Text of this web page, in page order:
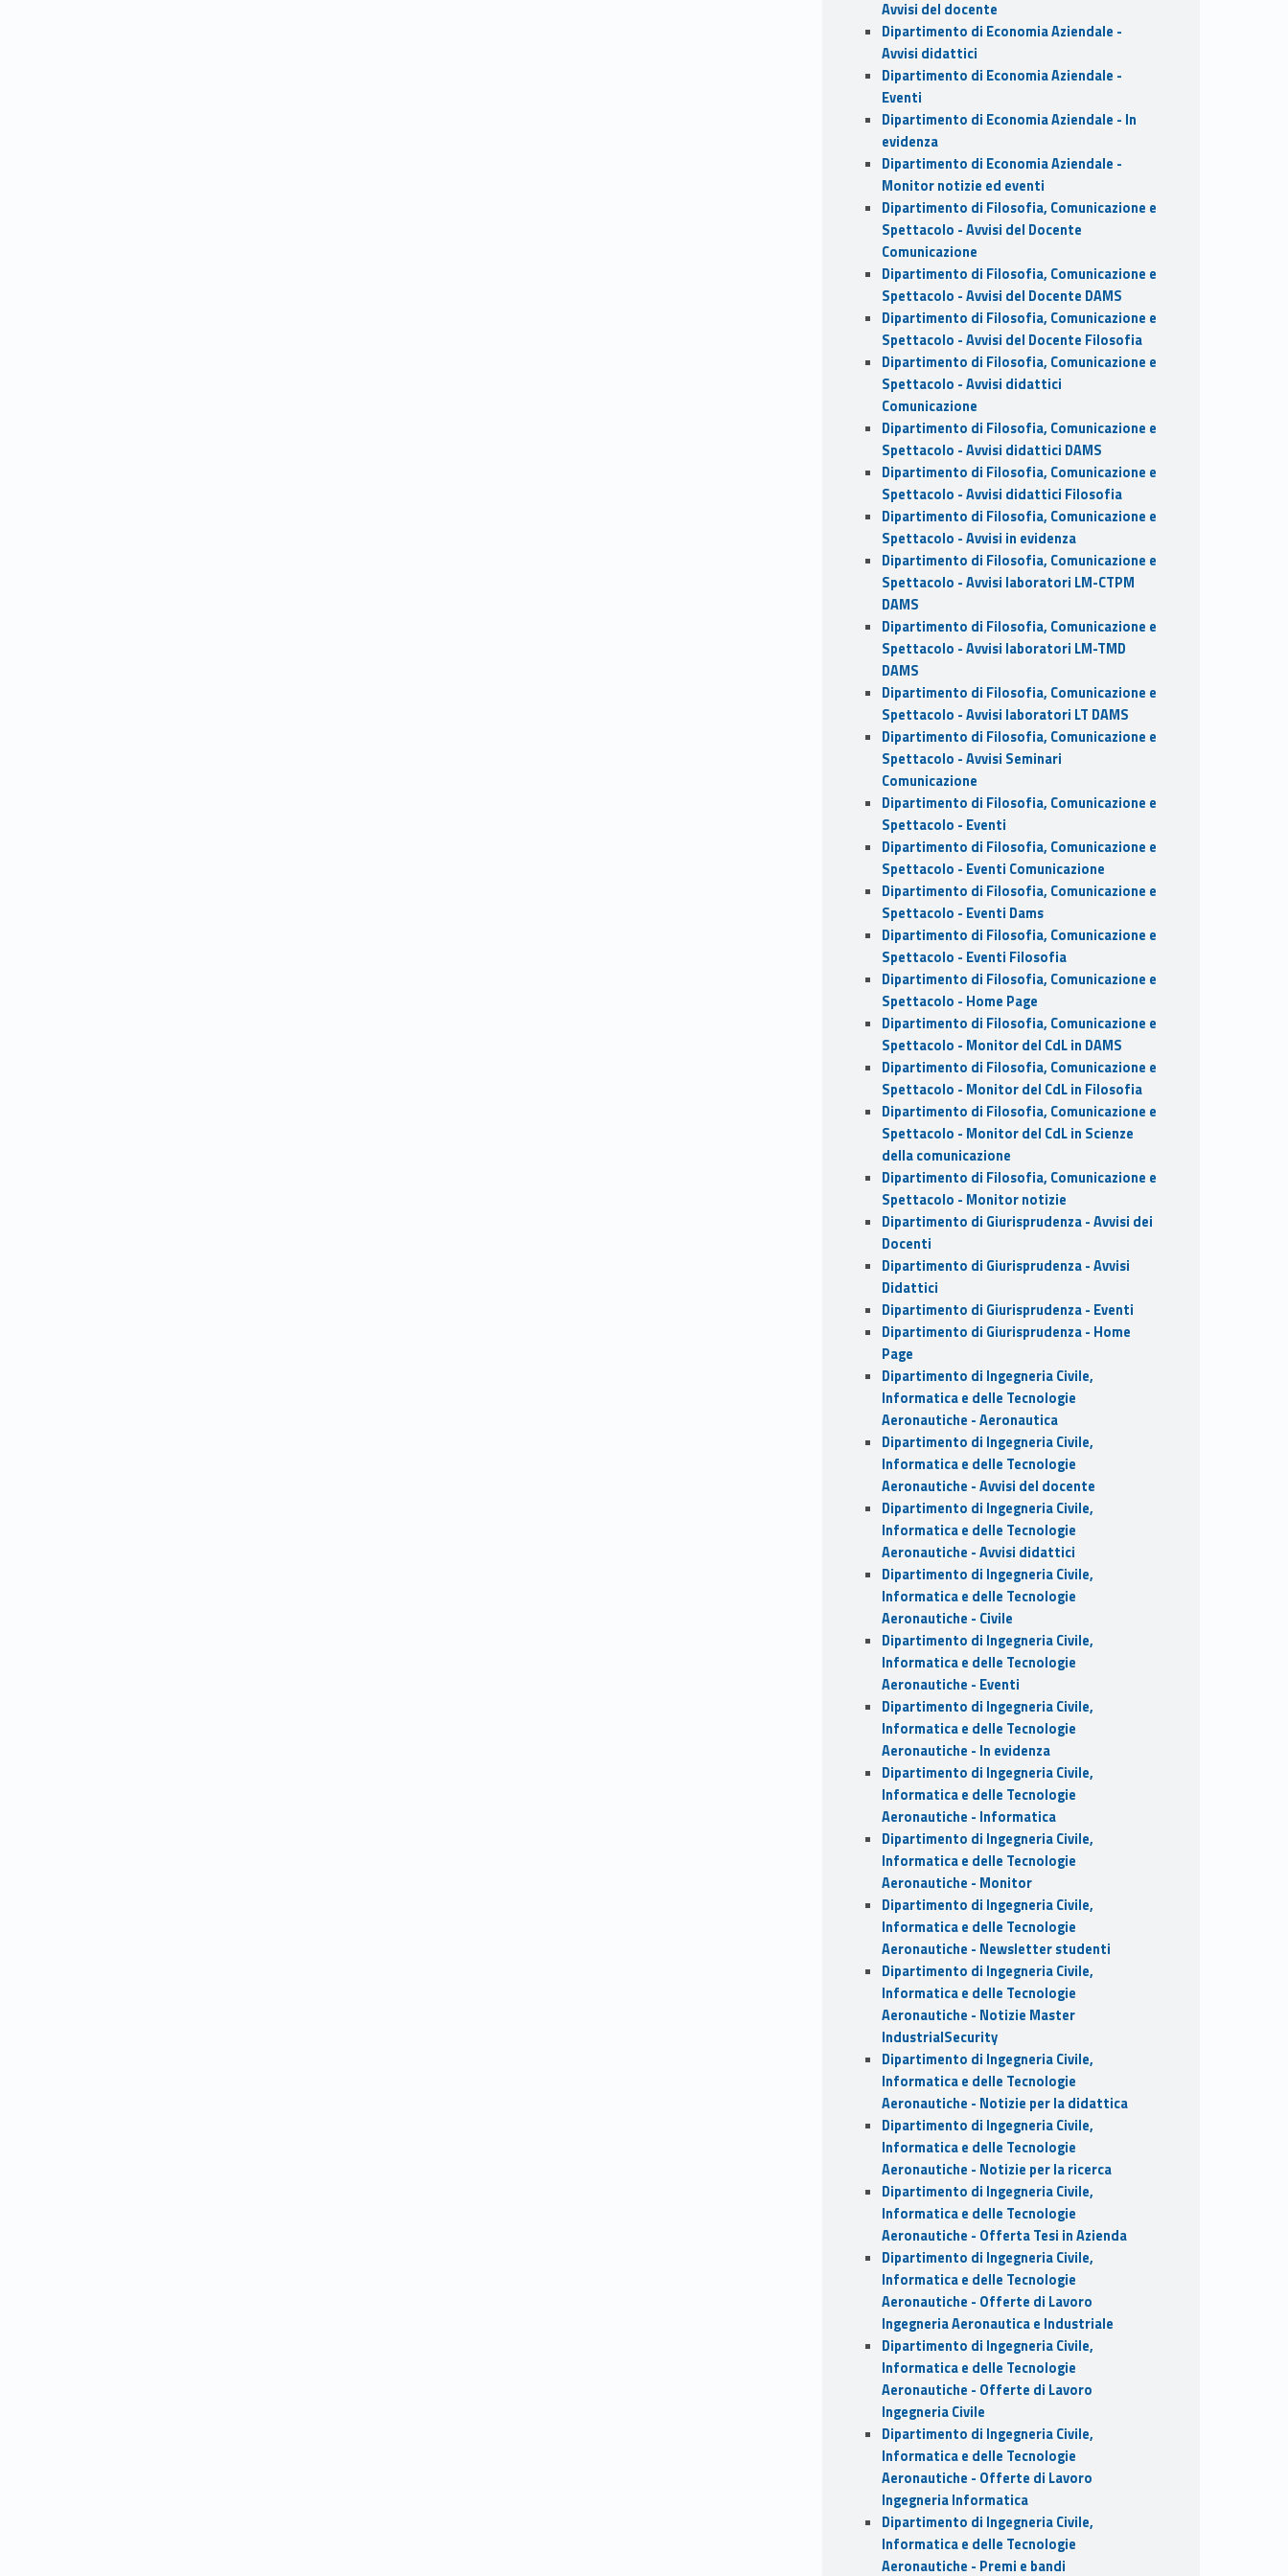
Avvisi del docente
Dipartimento di Economia Aziendale -
Avvisi didattici
Dipartimento di Economia Aziendale -
Eventi
Dipartimento di Economia Aziendale - In
evidenza
Dipartimento di Economia Aziendale -
Monitor notizie ed eventi
Dipartimento di Filosofia, Comunicazione e
Spettacolo - Avvisi del Docente
Comunicazione
Dipartimento di Filosofia, Comunicazione e
Spettacolo - Avvisi del Docente DAMS
Dipartimento di Filosofia, Comunicazione e
Spettacolo - Avvisi del Docente Filosofia
Dipartimento di Filosofia, Comunicazione e
Spettacolo - Avvisi didattici
Comunicazione
Dipartimento di Filosofia, Comunicazione e
Spettacolo - Avvisi didattici DAMS
Dipartimento di Filosofia, Comunicazione e
Spettacolo - Avvisi didattici Filosofia
Dipartimento di Filosofia, Comunicazione e
Spettacolo - Avvisi in evidenza
Dipartimento di Filosofia, Comunicazione e
Spettacolo - Avvisi laboratori LM-CTPM
DAMS
Dipartimento di Filosofia, Comunicazione e
Spettacolo - Avvisi laboratori LM-TMD
DAMS
Dipartimento di Filosofia, Comunicazione e
Spettacolo - Avvisi laboratori LT DAMS
Dipartimento di Filosofia, Comunicazione e
Spettacolo - Avvisi Seminari
Comunicazione
Dipartimento di Filosofia, Comunicazione e
Spettacolo - Eventi
Dipartimento di Filosofia, Comunicazione e
Spettacolo - Eventi Comunicazione
Dipartimento di Filosofia, Comunicazione e
Spettacolo - Eventi Dams
Dipartimento di Filosofia, Comunicazione e
Spettacolo - Eventi Filosofia
Dipartimento di Filosofia, Comunicazione e
Spettacolo - Home Page
Dipartimento di Filosofia, Comunicazione e
Spettacolo - Monitor del CdL in DAMS
Dipartimento di Filosofia, Comunicazione e
Spettacolo - Monitor del CdL in Filosofia
Dipartimento di Filosofia, Comunicazione e
Spettacolo - Monitor del CdL in Scienze
della comunicazione
Dipartimento di Filosofia, Comunicazione e
Spettacolo - Monitor notizie
Dipartimento di Giurisprudenza - Avvisi dei
Docenti
Dipartimento di Giurisprudenza - Avvisi
Didattici
Dipartimento di Giurisprudenza - Eventi
Dipartimento di Giurisprudenza - Home
Page
Dipartimento di Ingegneria Civile,
Informatica e delle Tecnologie
Aeronautiche - Aeronautica
Dipartimento di Ingegneria Civile,
Informatica e delle Tecnologie
Aeronautiche - Avvisi del docente
Dipartimento di Ingegneria Civile,
Informatica e delle Tecnologie
Aeronautiche - Avvisi didattici
Dipartimento di Ingegneria Civile,
Informatica e delle Tecnologie
Aeronautiche - Civile
Dipartimento di Ingegneria Civile,
Informatica e delle Tecnologie
Aeronautiche - Eventi
Dipartimento di Ingegneria Civile,
Informatica e delle Tecnologie
Aeronautiche - In evidenza
Dipartimento di Ingegneria Civile,
Informatica e delle Tecnologie
Aeronautiche - Informatica
Dipartimento di Ingegneria Civile,
Informatica e delle Tecnologie
Aeronautiche - Monitor
Dipartimento di Ingegneria Civile,
Informatica e delle Tecnologie
Aeronautiche - Newsletter studenti
Dipartimento di Ingegneria Civile,
Informatica e delle Tecnologie
Aeronautiche - Notizie Master
IndustrialSecurity
Dipartimento di Ingegneria Civile,
Informatica e delle Tecnologie
Aeronautiche - Notizie per la didattica
Dipartimento di Ingegneria Civile,
Informatica e delle Tecnologie
Aeronautiche - Notizie per la ricerca
Dipartimento di Ingegneria Civile,
Informatica e delle Tecnologie
Aeronautiche - Offerta Tesi in Azienda
Dipartimento di Ingegneria Civile,
Informatica e delle Tecnologie
Aeronautiche - Offerte di Lavoro
Ingegneria Aeronautica e Industriale
Dipartimento di Ingegneria Civile,
Informatica e delle Tecnologie
Aeronautiche - Offerte di Lavoro
Ingegneria Civile
Dipartimento di Ingegneria Civile,
Informatica e delle Tecnologie
Aeronautiche - Offerte di Lavoro
Ingegneria Informatica
Dipartimento di Ingegneria Civile,
Informatica e delle Tecnologie
Aeronautiche - Premi e bandi